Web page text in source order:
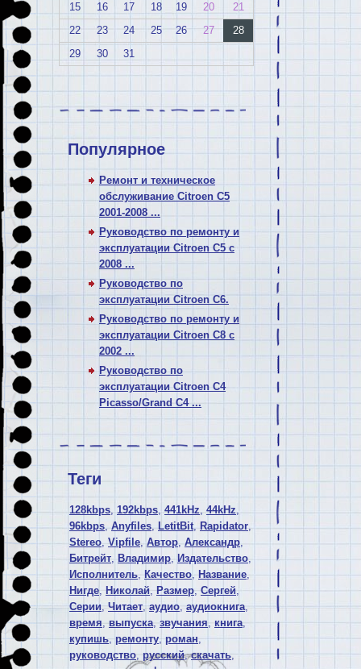
15
16 17 18 19 20
21
22
23 24 25 26 27
28
29
30 31
Популярное
Ремонт и техническое
обслуживание Citroen C5
2001-2008 ...
Руководство по ремонту и
эксплуатации Citroen C5 с
2008 ...
Руководство по
эксплуатации Citroen C6.
Руководство по ремонту и
эксплуатации Citroen C8 с
2002 ...
Руководство по
эксплуатации Citroen C4
Picasso/Grand C4 ...
Теги
128kbps, 192kbps, 441kHz, 44kHz,
96kbps,Anyfiles, LetitBit, Rapidator,
Stereo,Vipfile, Автор, Александр,
Битрейт, Владимир, Издательство,
Исполнитель, Качество, Название,
Нигде, Николай, Размер, Сергей,
Серии,Читает,аудио, аудиокнига,
время, выпуска, звучания, книга,
купишь, ремонту, роман,
руководство, русский,скачать,